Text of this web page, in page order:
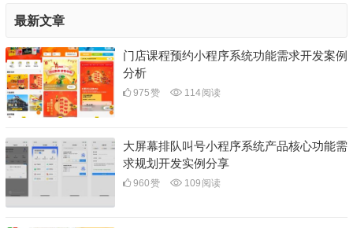
最新文章
门店课程预约小程序系统功能需求开发案例
分析
975赞 114阅读
大屏幕排队叫号小程序系统产品核心功能需
求规划开发实例分享
960赞 109 阅读